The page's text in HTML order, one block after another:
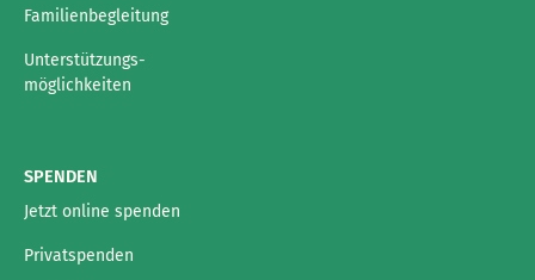
Familienbegleitung
Unterstützungs-
möglichkeiten
SPENDEN
Jetzt online spenden
Privatspenden